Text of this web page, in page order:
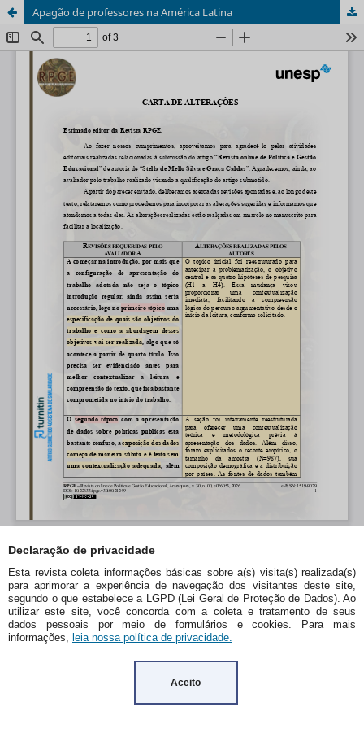
Declaração de privacidade
Esta revista coleta informações básicas sobre a(s) visita(s) realizada(s)
para aprimorar a experiência de navegação dos visitantes deste site,
segundo o que estabelece a LGPD (Lei Geral de Proteção de Dados). Ao
utilizar este site, você concorda com a coleta e tratamento de seus
dados pessoais por meio de formulários e cookies. Para mais
informações, leia nossa política de privacidade.
Aceito
Apagão de professores na América Latina